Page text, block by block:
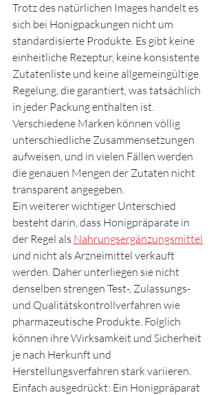
Trotz des natürlichen Images handelt es
sich bei Honigpackungen nicht um
standardisierte Produkte. Es gibt keine
einheitliche Rezeptur, keine konsistente
Zutatenliste und keine allgemeingültige
Regelung, die garantiert, was tatsächlich
in jeder Packung enthalten ist.
Verschiedene Marken können völlig
unterschiedliche Zusammensetzungen
aufweisen, und in vielen Fällen werden
die genauen Mengen der Zutaten nicht
transparent angegeben.
Ein weiterer wichtiger Unterschied
besteht darin, dass Honigpräparate in
der Regel als Nahrungsergänzungsmittel
und nicht als Arzneimittel verkauft
werden. Daher unterliegen sie nicht
denselben strengen Test-, Zulassungs-
und Qualitätskontrollverfahren wie
pharmazeutische Produkte. Folglich
können ihre Wirksamkeit und Sicherheit
je nach Herkunft und
Herstellungsverfahren stark variieren.
Einfach ausgedrückt: Ein Honigpräparat